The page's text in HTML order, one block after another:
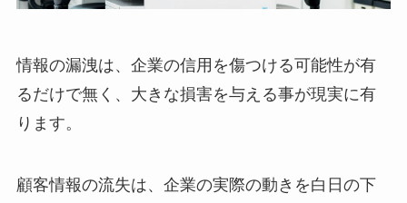
情報の漏洩は、企業の信用を傷つける可能性が有
るだけで無く、大きな損害を与える事が現実に有
ります。
顧客情報の流失は、企業の実際の動きを白日の下